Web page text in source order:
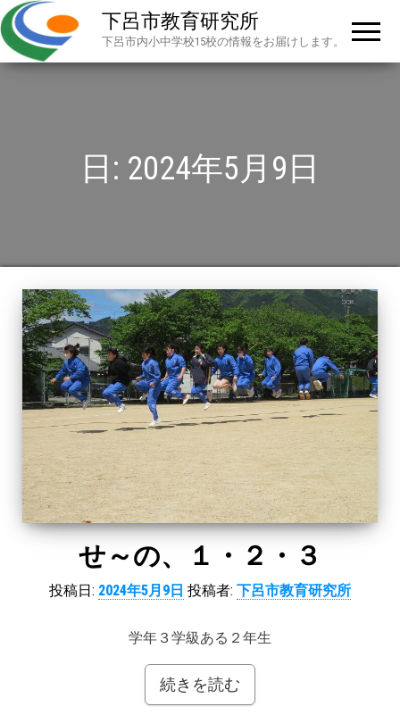
下呂市教育研究所
下呂市内小中学校15校の情報をお届けします。
日: 2024年5月9日
せ～の、１・２・３
投稿日: 2024年5月9日 投稿者: 下呂市教育研究所
学年３学級ある２年生
続きを読む